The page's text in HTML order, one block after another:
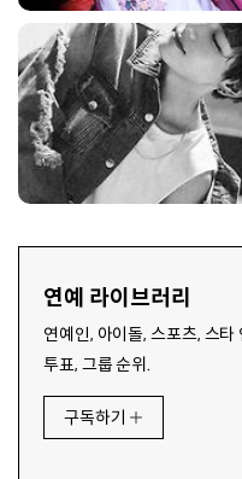
연예 라이브러리
연예인, 아이돌, 스포츠, 스타
투표, 그룹 순위.
구독하기